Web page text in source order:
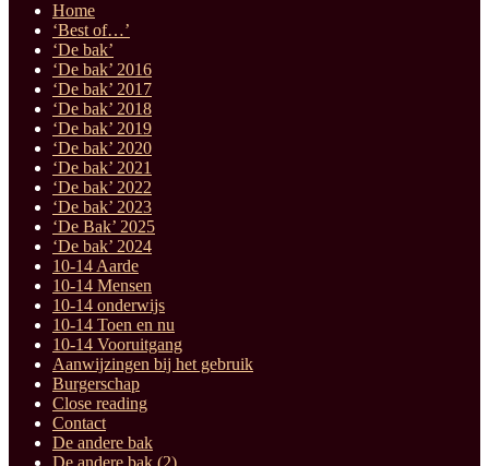
Home
‘Best of…’
‘De bak’
‘De bak’ 2016
‘De bak’ 2017
‘De bak’ 2018
‘De bak’ 2019
‘De bak’ 2020
‘De bak’ 2021
‘De bak’ 2022
‘De bak’ 2023
‘De Bak’ 2025
‘De bak’ 2024
10-14 Aarde
10-14 Mensen
10-14 onderwijs
10-14 Toen en nu
10-14 Vooruitgang
Aanwijzingen bij het gebruik
Burgerschap
Close reading
Contact
De andere bak
De andere bak (2)